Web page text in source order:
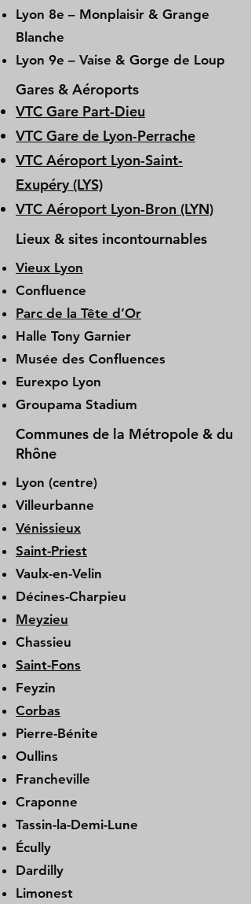
Lyon 8e – Monplaisir & Grange
Blanche
Lyon 9e – Vaise & Gorge de Loup
Gares & Aéroports
VTC Gare Part-Dieu
VTC Gare de Lyon-Perrache
VTC Aéroport Lyon-Saint-
Exupéry (LYS)
VTC Aéroport Lyon-Bron (LYN)
Lieux & sites incontournables
Vieux Lyon
Confluence
Parc de la Tête d’Or
Halle Tony Garnier
Musée des Confluences
Eurexpo Lyon
Groupama Stadium
Communes de la Métropole & du
Rhône
Lyon (centre)
Villeurbanne
Vénissieux
Saint-Priest
Vaulx-en-Velin
Décines-Charpieu
Meyzieu
Chassieu
Saint-Fons
Feyzin
Corbas
Pierre-Bénite
Oullins
Francheville
Craponne
Tassin-la-Demi-Lune
Écully
Dardilly
Limonest